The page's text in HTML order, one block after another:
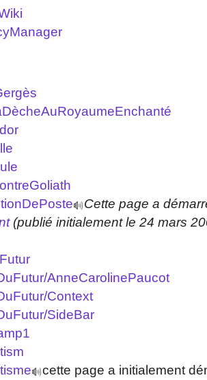
Cette page a
(publié initialement le 24 mars
AnneCarolinePaucot
Context
SideBar
cette page a initialement